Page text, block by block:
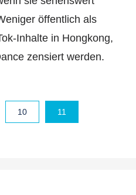
öffentlich als
Inhalte in Hongkong,
zensiert werden.
10 11